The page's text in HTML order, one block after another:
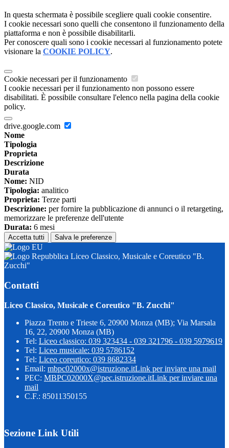
In questa schermata è possibile scegliere quali cookie consentire.
I cookie necessari sono quelli che consentono il funzionamento della
piattaforma e non è possibile disabilitarli.
Per conoscere quali sono i cookie necessari al funzionamento potete
visionare la COOKIE POLICY.
Cookie necessari per il funzionamento
I cookie necessari per il funzionamento non possono essere
disabilitati. È possibile consultare l'elenco nella pagina della cookie
policy.
drive.google.com
Nome
Tipologia
Proprieta
Descrizione
Durata
Nome: NID
Tipologia: analitico
Proprieta: Terze parti
Descrizione: per fornire la pubblicazione di annunci o il retargeting,
memorizzare le preferenze dell'utente
Durata: 6 mesi
Accetta tutti Salva le preferenze
Liceo Classico, Musicale e Coreutico "B.
Zucchi"
Contatti
Liceo Classico, Musicale e Coreutico "B. Zucchi"
Piazza Trento e Trieste 6, 20900 Monza (MB); Via Marsala
16, 22, 20900 Monza (MB)
Tel: Liceo classico: 039 323434 - 039 321796 - 039 5979619
Tel: Liceo musicale: 039 5786152
Tel: Liceo coreutico: 039 8682334
Email: mbpc02000x@istruzione.itLink per inviare una mail
PEC: MBPC02000X@pec.istruzione.itLink per inviare una
mail
C.F.: 85011350155
Sezione Link Utili